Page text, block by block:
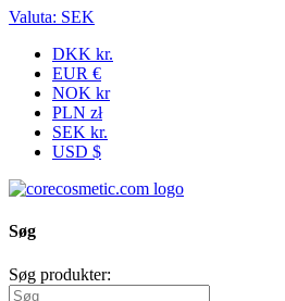
Valuta: SEK
DKK kr.
EUR €
NOK kr
PLN zł
SEK kr.
USD $
Søg
Søg produkter: